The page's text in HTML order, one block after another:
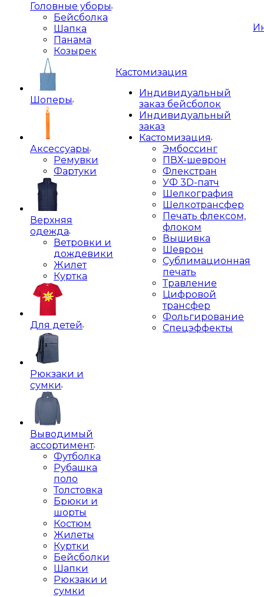
Головные уборы
Бейсболка
Шапка
Панама
Козырек
Шоперы
Аксессуары
Ремувки
Фартуки
Верхняя
одежда
Ветровки и
дождевики
Жилет
Куртка
Для детей
Рюкзаки и
сумки
Выводимый
ассортимент
Футболка
Рубашка
поло
Толстовка
Брюки и
шорты
Костюм
Жилеты
Куртки
Бейсболки
Шапки
Рюкзаки и
сумки
Кастомизация
Индивидуальный
заказ бейсболок
Индивидуальный
заказ
Кастомизация
Эмбоссинг
ПВХ-шеврон
Флекстран
УФ 3D-патч
Шелкография
Шелкотрансфер
Печать флексом,
флоком
Вышивка
Шеврон
Сублимационная
печать
Травление
Цифровой
трансфер
Фольгирование
Спецэффекты